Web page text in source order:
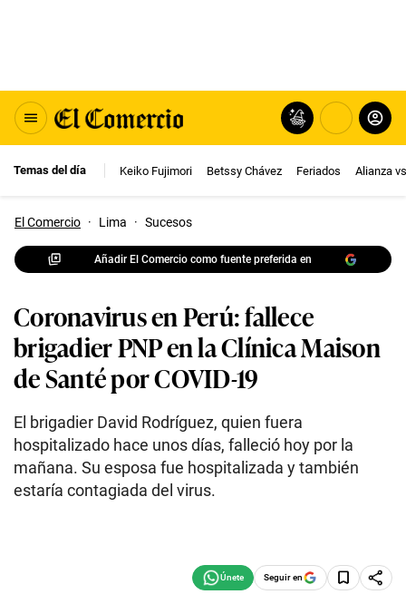
Temas del día Keiko Fujimori Betssy Chávez Feriados Alianza
El Comercio · Lima · Sucesos
Añadir El Comercio como fuente preferida en
Coronavirus en Perú: fallece
brigadier PNP en la Clínica Maison
de Santé por COVID-19
El brigadier David Rodríguez, quien fuera
hospitalizado hace unos días, falleció hoy por la
mañana. Su esposa fue hospitalizada y también
estaría contagiada del virus.
Seguir en